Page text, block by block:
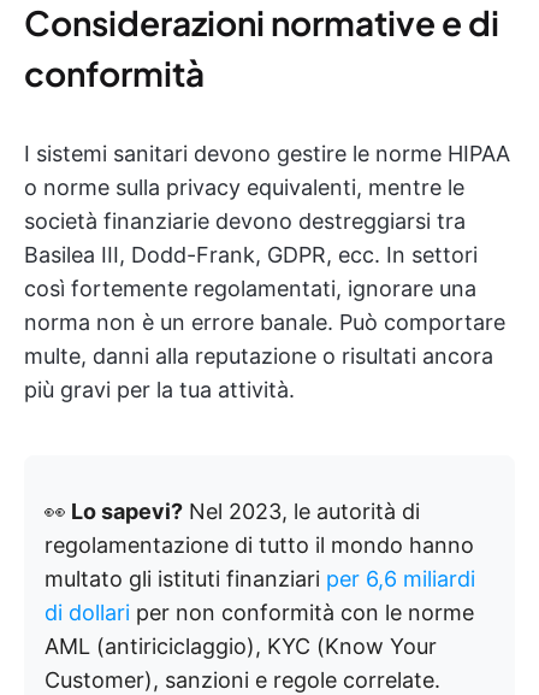
Considerazioni normative e di
conformità
I sistemi sanitari devono gestire le norme HIPAA
o norme sulla privacy equivalenti, mentre le
società finanziarie devono destreggiarsi tra
Basilea III, Dodd-Frank, GDPR, ecc. In settori
così fortemente regolamentati, ignorare una
norma non è un errore banale. Può comportare
multe, danni alla reputazione o risultati ancora
più gravi per la tua attività.
👀 Lo sapevi? Nel 2023, le autorità di
regolamentazione di tutto il mondo hanno
multato gli istituti finanziari per 6,6 miliardi
di dollari per non conformità con le norme
AML (antiriciclaggio), KYC (Know Your
Customer), sanzioni e regole correlate.